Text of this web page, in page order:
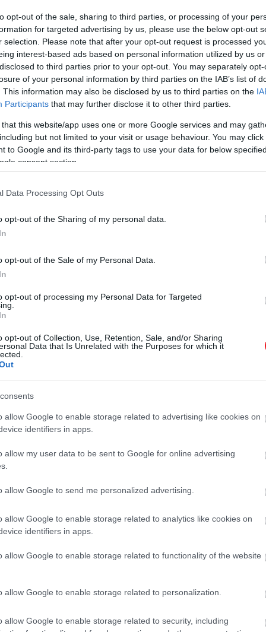
opt-out of the sale, sharing to third parties, or processing of your
for targeted advertising by us, please use the below opt-out
selection. Please note that after your opt-out request is processed
interest-based ads based on personal information utilized by us
to third parties prior to your opt-out. You may separately
of your personal information by third parties on the IAB’s list of
This information may also be disclosed by us to third parties on the
Participants that may further disclose it to other third parties.
that this website/app uses one or more Google services and may
but not limited to your visit or usage behaviour. You may
to Google and its third-party tags to use your data for below
consent section.
Data Processing Opt Outs
opt-out of the Sharing of my personal data.
opt-out of the Sale of my Personal Data.
opt-out of processing my Personal Data for Targeted
opt-out of Collection, Use, Retention, Sale, and/or Sharing
Data that Is Unrelated with the Purposes for which it
allow Google to enable storage related to advertising like cookies on
identifiers in apps.
allow my user data to be sent to Google for online advertising
allow Google to send me personalized advertising.
allow Google to enable storage related to analytics like cookies on
identifiers in apps.
allow Google to enable storage related to functionality of the website
allow Google to enable storage related to personalization.
allow Google to enable storage related to security, including
egy georgiai kisvárosban játszódik, ahol egy
egy férfi és az édesanyja életét.
Heathcote, Jessica Barden, Omari Hardwick és Joe
névadó művész életét dolgozza fel. A melegségéről
Warhol személyisége 1987-ben bekövetkezett
Warhol munkatársa és barátja, Pat Hackett
meg a posztumusz megjelent memoárok,
március 11.)